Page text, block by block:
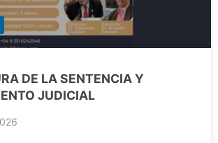
DE LA SENTENCIA Y
JUDICIAL